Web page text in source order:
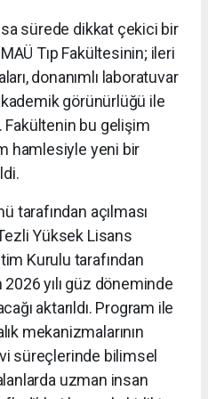
sürede dikkat çekici bir
Tıp Fakültesinin; ileri
donanımlı laboratuvar
görünürlüğü ile
bu gelişim
hamlesiyle yeni bir
tarafından açılması
Yüksek Lisans
Kurulu tarafından
2026 yılı güz döneminde
aktarıldı. Program ile
mekanizmalarının
süreçlerinde bilimsel
uzman insan